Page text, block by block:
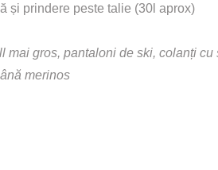
și prindere peste talie (30l aprox)
mai gros, pantaloni de ski, colanți
merinos